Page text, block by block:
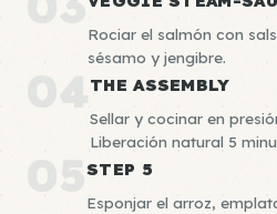
Rociar el salmón con
sésamo y jengibre.
04 THE ASSEMBLY
Sellar y cocinar en
Liberación natural 5
05STEP 5
Esponjar el arroz,